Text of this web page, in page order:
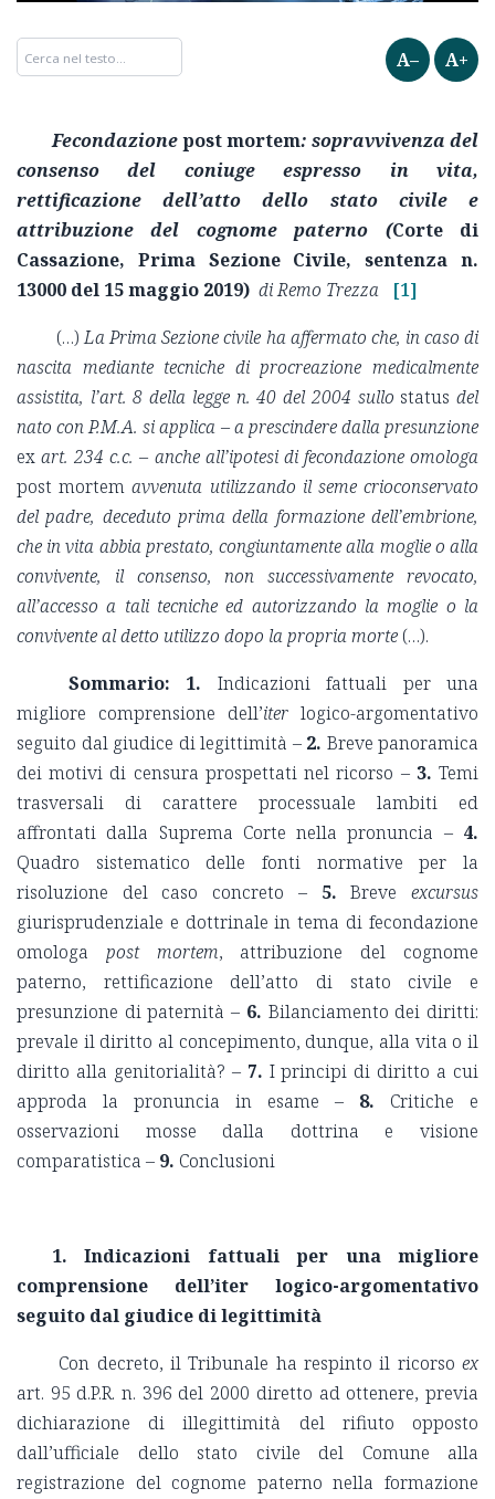
A– A+
Fecondazionepost mortem: sopravvivenza del
consenso del coniuge espresso in vita,
rettificazione dell’atto dello stato civile e
attribuzione del cognome paterno (Corte di
Cassazione, Prima Sezione Civile, sentenza n.
13000 del 15 maggio 2019) di Remo Trezza
[1]
(…)La Prima Sezione civile ha affermato che, in caso di
nascita mediante tecniche di procreazione medicalmente
assistita, l’art. 8 della legge n. 40 del 2004 sullo statusdel
nato con P.M.A. si applica – a prescindere dalla presunzione
ex art. 234 c.c. – anche all’ipotesi di fecondazione omologa
post mortem avvenuta utilizzando il seme crioconservato
del padre, deceduto prima della formazione dell’embrione,
che in vita abbia prestato, congiuntamente alla moglie o alla
convivente, il consenso, non successivamente revocato,
all’accesso a tali tecniche ed autorizzando la moglie o la
convivente al detto utilizzo dopo la propria morte (…).
Sommario: 1. Indicazioni fattuali per una
migliore comprensione dell’iter logico-argomentativo
seguito dal giudice di legittimità – 2. Breve panoramica
dei motivi di censura prospettati nel ricorso – 3. Temi
trasversali di carattere processuale lambiti ed
affrontati dalla Suprema Corte nella pronuncia – 4.
Quadro sistematico delle fonti normative per la
risoluzione del caso concreto – 5. Breveexcursus
giurisprudenziale e dottrinale in tema di fecondazione
omologa post mortem, attribuzione del cognome
paterno, rettificazione dell’atto di stato civile e
presunzione di paternità – 6. Bilanciamento dei diritti:
prevale il diritto al concepimento, dunque, alla vita o il
diritto alla genitorialità? – 7. I principi di diritto a cui
approda la pronuncia in esame – 8. Critiche e
osservazioni mosse dalla dottrina e visione
comparatistica – 9. Conclusioni
1. Indicazioni fattuali per una migliore
comprensione dell’iter logico-argomentativo
seguito dal giudice di legittimità
Con decreto, il Tribunale ha respinto il ricorso ex
art. 95 d.P.R. n. 396 del 2000 diretto ad ottenere, previa
dichiarazione di illegittimità del rifiuto opposto
dall’ufficiale dello stato civile del Comune alla
registrazione del cognome paterno nella formazione